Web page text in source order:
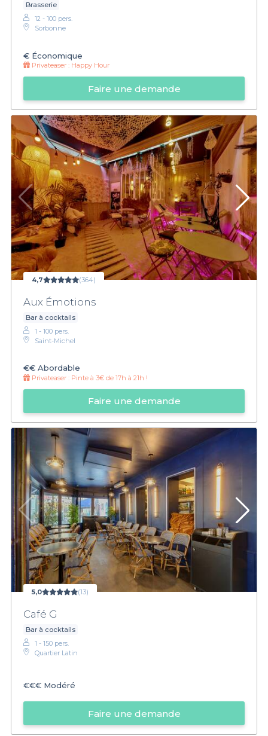
Brasserie
12 - 100 pers.
Sorbonne
€ Économique
Privateaser : Happy Hour
Faire une demande
4,7 (364)
Aux Émotions
Bar à cocktails
1 - 100 pers.
Saint-Michel
€€ Abordable
Privateaser : Pinte à 3€ de 17h à 21h !
Faire une demande
5,0 (13)
Café G
Bar à cocktails
1 - 150 pers.
Quartier Latin
€€€ Modéré
Faire une demande